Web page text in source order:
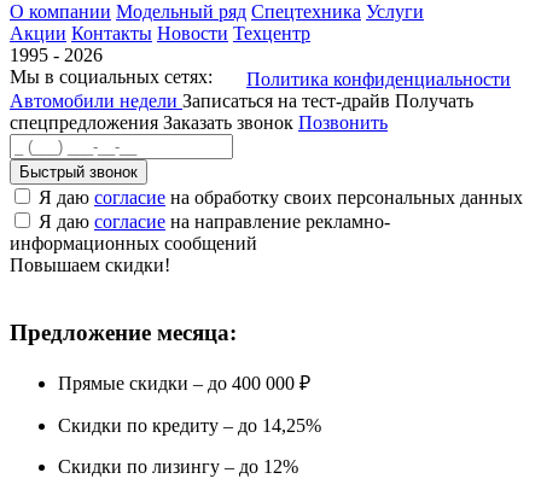
О компании Модельный ряд Спецтехника Услуги
Акции Контакты Новости Техцентр
1995 - 2026
Мы в социальных сетях:
Политика конфиденциальности
Автомобили недели Записаться на тест-драйв Получать
спецпредложения Заказать звонок Позвонить
Быстрый звонок
Я даю согласие на обработку своих персональных данных
Я даю согласие на направление рекламно-
информационных сообщений
Повышаем скидки!
Предложение месяца:
Прямые скидки – до 400 000 ₽
Скидки по кредиту – до 14,25%
Скидки по лизингу – до 12%